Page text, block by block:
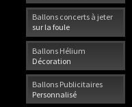
Ballons concerts à jeter
sur la foule
Ballons Hélium
Décoration
Ballons Publicitaires
Personnalisé